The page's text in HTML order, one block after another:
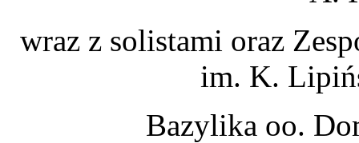
wraz z solistami oraz
im. K.
Bazylika oo.